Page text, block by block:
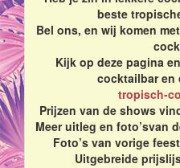
beste
Bel ons, en wij komen
Kijk op deze pagina
cocktailbar en
tropisch-
Prijzen van de shows
Meer uitleg en foto’svan
Foto’s van vorige
Uitgebreide